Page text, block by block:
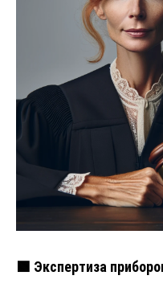
🟩 Экспертиза